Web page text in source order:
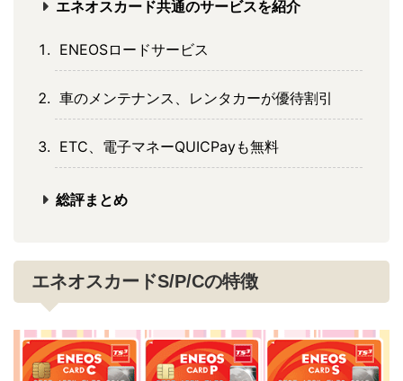
エネオスカード共通のサービスを紹介
ENEOSロードサービス
車のメンテナンス、レンタカーが優待割引
ETC、電子マネーQUICPayも無料
総評まとめ
エネオスカードS/P/Cの特徴